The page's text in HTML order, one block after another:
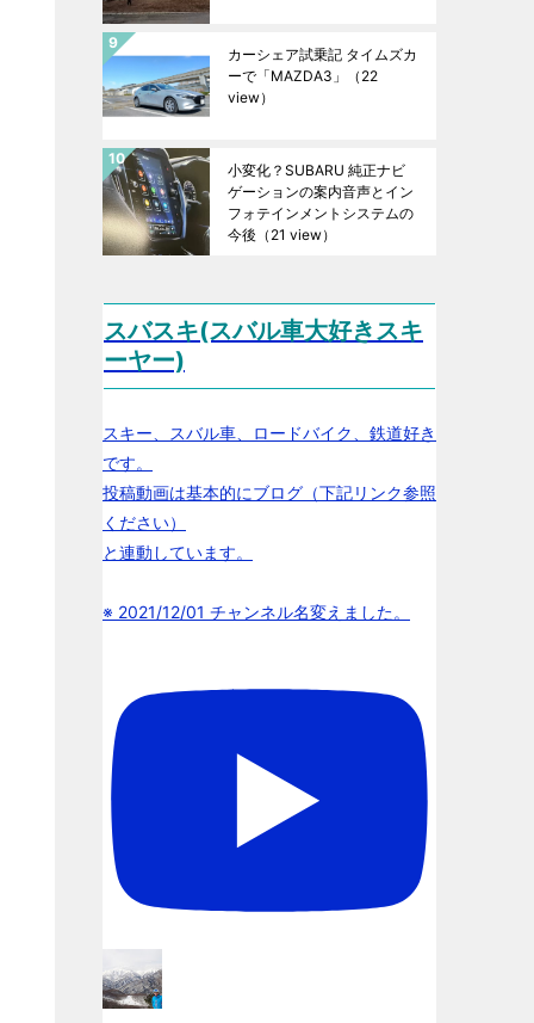
カーシェア試乗記 タイムズカ
ーで「MAZDA3」
（22
view）
小変化？SUBARU 純正ナビ
ゲーションの案内音声とイン
フォテインメントシステムの
今後 （21 view）
スバスキ(スバル車大好きスキ
ーヤー)
スキー、スバル車、ロードバイク、鉄道好き
です。
投稿動画は基本的にブログ（下記リンク参照
ください）
と連動しています。
※ 2021/12/01 チャンネル名変えました。